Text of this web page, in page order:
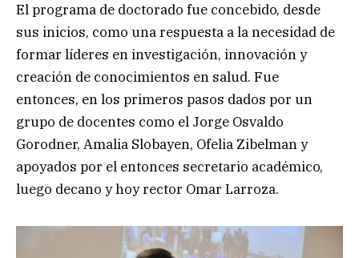
El programa de doctorado fue concebido, desde
sus inicios, como una respuesta a la necesidad de
formar líderes en investigación, innovación y
creación de conocimientos en salud. Fue
entonces, en los primeros pasos dados por un
grupo de docentes como el Jorge Osvaldo
Gorodner, Amalia Slobayen, Ofelia Zibelman y
apoyados por el entonces secretario académico,
luego decano y hoy rector Omar Larroza.